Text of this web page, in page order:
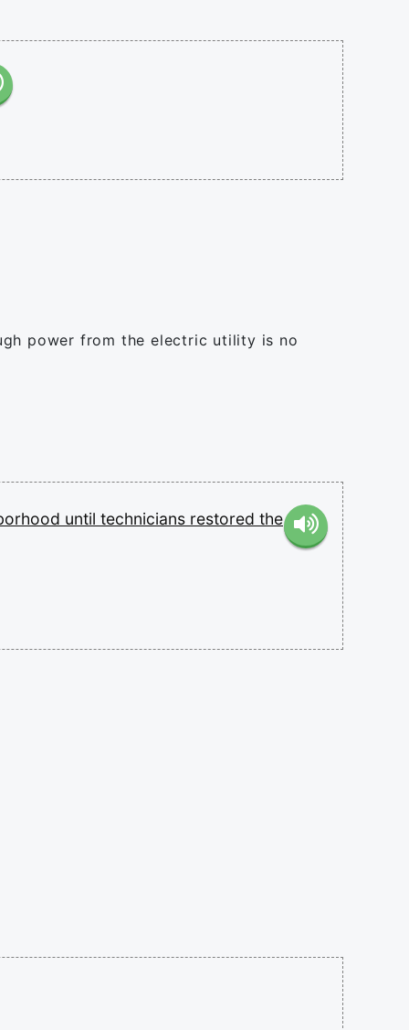
power from the electric utility is no
until technicians restored the